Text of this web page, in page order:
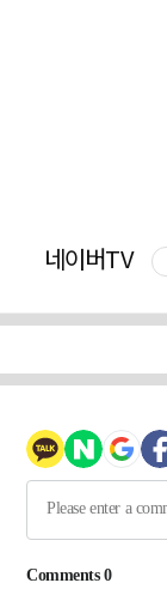
네이버TV